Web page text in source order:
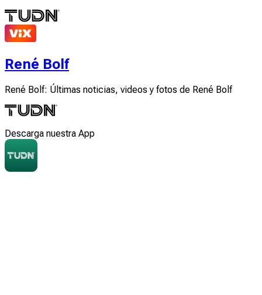
René Bolf
René Bolf: Últimas noticias, videos y fotos de René Bolf
Descarga nuestra App